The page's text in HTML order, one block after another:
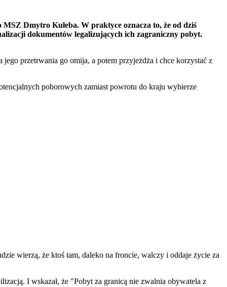
Dmytro Kułeba. W praktyce oznacza to, że od dziś
dokumentów legalizujących ich zagraniczny pobyt.
przetrwania go omija, a potem przyjeżdża i chce korzystać z
poborowych zamiast powrotu do kraju wybierze
wierzą, że ktoś tam, daleko na froncie, walczy i oddaje życie za
I wskazał, że "Pobyt za granicą nie zwalnia obywatela z